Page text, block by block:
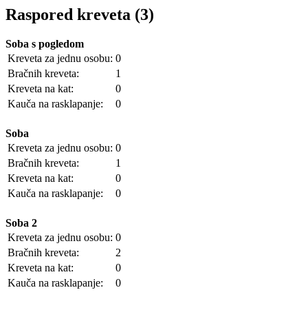
Raspored kreveta (3)
Soba s pogledom
Kreveta za jednu osobu: 0
Bračnih kreveta:
1
Kreveta na kat:
0
Kauča na rasklapanje:
0
Soba
Kreveta za jednu osobu: 0
Bračnih kreveta:
1
Kreveta na kat:
0
Kauča na rasklapanje:
0
Soba 2
Kreveta za jednu osobu: 0
Bračnih kreveta:
2
Kreveta na kat:
0
Kauča na rasklapanje:
0